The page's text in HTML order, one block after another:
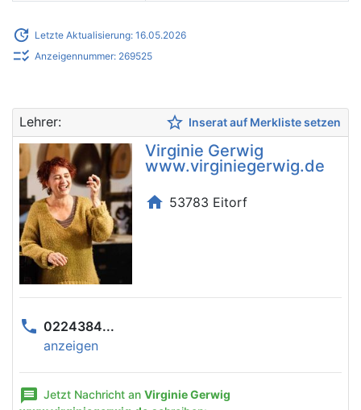
update Letzte Aktualisierung: 16.05.2026
checklist_rtl Anzeigennummer: 269525
Lehrer: star_border Inserat auf Merkliste setzen
Virginie Gerwig
www.virginiegerwig.de
home 53783 Eitorf
phone 0224384...
anzeigen
message Jetzt Nachricht an Virginie Gerwig